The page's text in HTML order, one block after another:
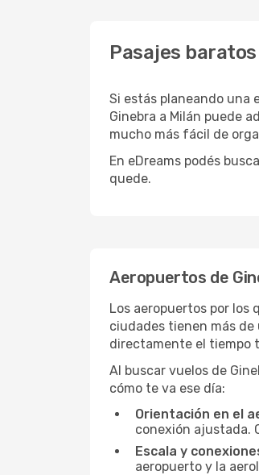
Pasajes
Si estás planeando una
Ginebra a Milán puede
mucho más fácil de
En eDreams podés
quede.
Aeropuertos de
Los aeropuertos por los
ciudades tienen más
directamente el tiempo
Al buscar vuelos de
cómo te va ese día:
Orientación en el
conexión ajustada.
Escala y
aeropuerto y la